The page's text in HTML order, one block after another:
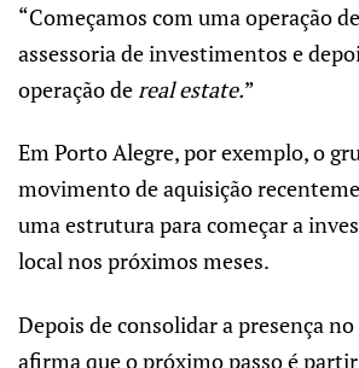
“Começamos com uma operação
assessoria de investimentos e
operação dereal estate.”
Em Porto Alegre, por exemplo, o
movimento de aquisição
uma estrutura para começar a
local nos próximos meses.
Depois de consolidar a presença
afirma que o próximo passo é